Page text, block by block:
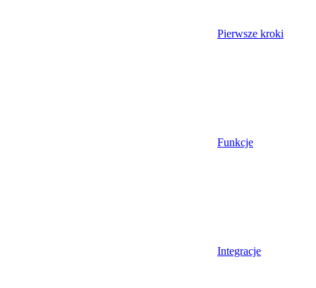
Pierwsze kroki
Funkcje
Integracje